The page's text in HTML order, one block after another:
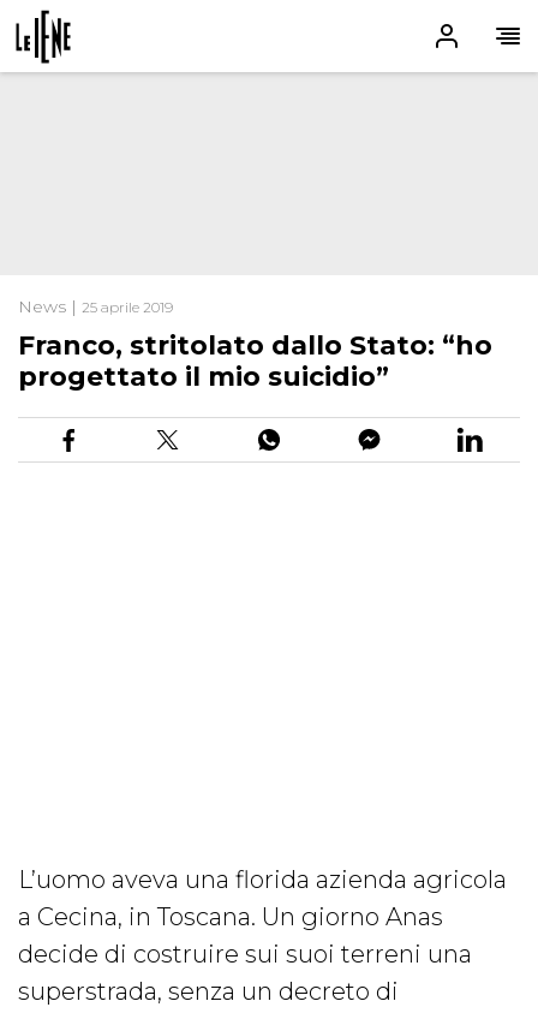
News | 25 aprile 2019
Franco, stritolato dallo Stato: “ho
progettato il mio suicidio”
L’uomo aveva una florida azienda agricola
a Cecina, in Toscana. Un giorno Anas
decide di costruire sui suoi terreni una
superstrada, senza un decreto di